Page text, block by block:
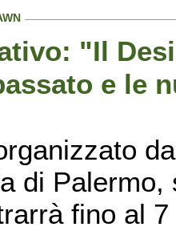
"Il
e le
di
fino al